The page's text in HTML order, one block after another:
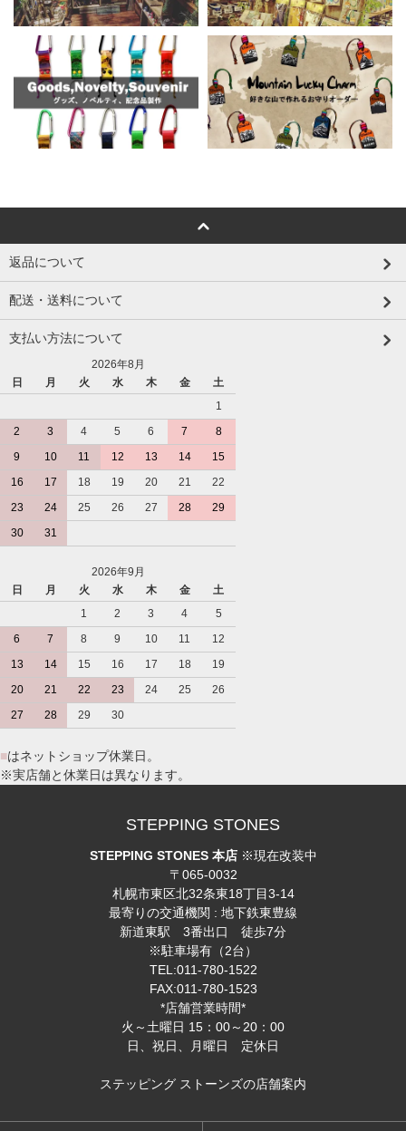
返品について
配送・送料について
支払い方法について
2026年8月
日
月 火 水 木 金
土
1
2
3 4 5 6 7
8
9
10 11 12 13 14
15
16
17 18 19 20 21
22
23
24 25 26 27 28
29
30
31
2026年9月
日
月 火 水 木 金
土
1
2 3 4
5
6
7 8 9 10 11
12
13
14 15 16 17 18
19
20
21 22 23 24 25
26
27
28 29 30
■はネットショップ休業日。
※実店舗と休業日は異なります。
STEPPING STONES
STEPPING STONES 本店※現在改装中
〒065-0032
札幌市東区北32条東18丁目3-14
最寄りの交通機関 : 地下鉄東豊線
新道東駅 3番出口 徒歩7分
※駐車場有（2台）
TEL:011-780-1522
FAX:011-780-1523
*店舗営業時間*
火～土曜日 15：00～20：00
日、祝日、月曜日 定休日
ステッピング ストーンズの店舗案内